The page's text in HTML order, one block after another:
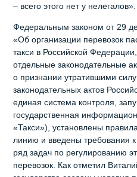
– всего этого нет у нелегалов».
Федеральным законом от 29
«Об организации перевозок
такси в Российской
отдельные законодательные
о признании утратившими
законодательных актов
единая система контроля,
государственная
«Такси»), установлены
линию и введены требования
ряд задач по регулированию
перевозок. Как отметил